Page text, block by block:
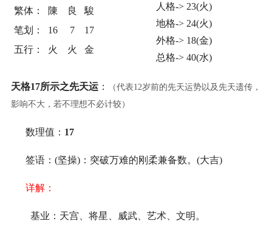
繁体： 陳 良
駿
笔划：
16 7
17
五行：
火 火 金
人格-> 23(火)
地格-> 24(火)
外格-> 18(金)
总格-> 40(水)
天格17所示之先天运 ：
（代表12岁前的先天运势以及先天遗传，
影响不大，若不理想不必计较）
数理值： 17
签语：(坚操)：突破万难的刚柔兼备数。(大吉)
详解：
基业：天宫、将星、威武、艺术、文明。